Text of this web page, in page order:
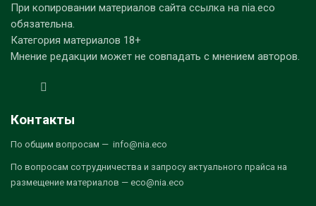
При копировании материалов сайта ссылка на nia.eco
обязательна.
Категория материалов 18+
Мнение редакции может не совпадать с мнением авторов.
Контакты
По общим вопросам — info@nia.eco
По вопросам сотрудничества и запросу актуального прайса на
размещение материалов — eco@nia.eco